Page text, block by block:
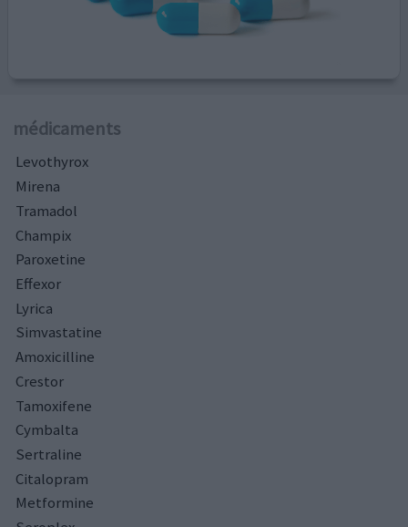
médicaments
Levothyrox
Mirena
Tramadol
Champix
Paroxetine
Effexor
Lyrica
Simvastatine
Amoxicilline
Crestor
Tamoxifene
Cymbalta
Sertraline
Citalopram
Metformine